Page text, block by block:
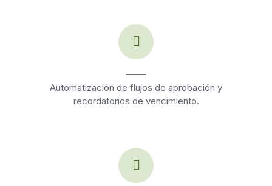
Automatización de flujos de aprobación y
recordatorios de vencimiento.